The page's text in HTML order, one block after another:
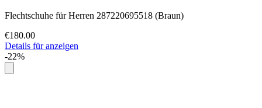
Flechtschuhe für Herren 287220695518 (Braun)
€180.00
Details für anzeigen
-22%